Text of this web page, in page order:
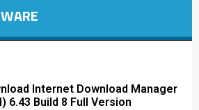
Internet Download Manager
6.43 Build 8 Full Version